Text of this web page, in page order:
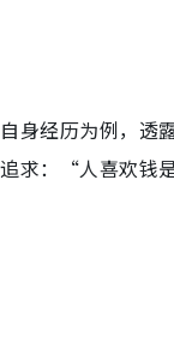
身经历为例，透
求：“人喜欢钱